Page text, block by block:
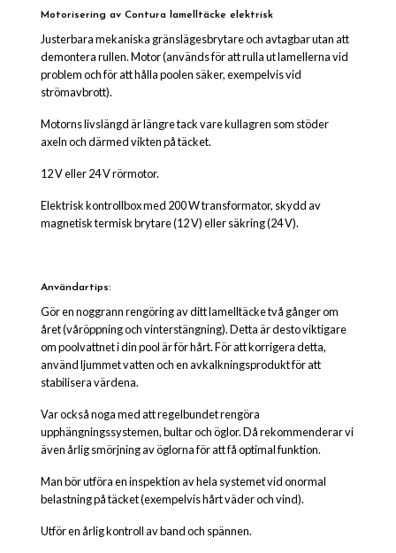
Motorisering av Contura lamelltäcke elektrisk
Justerbara mekaniska gränslägesbrytare och avtagbar utan att
demontera rullen. Motor (används för att rulla ut lamellerna vid
problem och för att hålla poolen säker, exempelvis vid
strömavbrott).
Motorns livslängd är längre tack vare kullagren som stöder
axeln och därmed vikten på täcket.
12 V eller 24 V rörmotor.
Elektrisk kontrollbox med 200 W transformator, skydd av
magnetisk termisk brytare (12 V) eller säkring (24 V).
Användartips:
Gör en noggrann rengöring av ditt lamelltäcke två gånger om
året (våröppning och vinterstängning). Detta är desto viktigare
om poolvattnet i din pool är för hårt. För att korrigera detta,
använd ljummet vatten och en avkalkningsprodukt för att
stabilisera värdena.
Var också noga med att regelbundet rengöra
upphängningssystemen, bultar och öglor. Då rekommenderar vi
även årlig smörjning av öglorna för att få optimal funktion.
Man bör utföra en inspektion av hela systemet vid onormal
belastning på täcket (exempelvis hårt väder och vind).
Utför en årlig kontroll av band och spännen.